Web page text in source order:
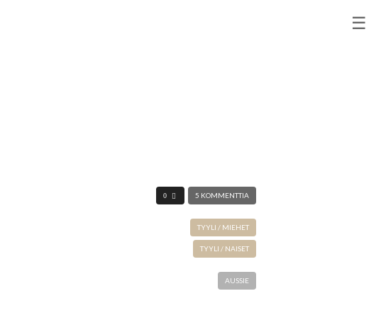
☰
5 KOMMENTTIA
0
TYYLI / MIEHET
TYYLI / NAISET
AUSSIE